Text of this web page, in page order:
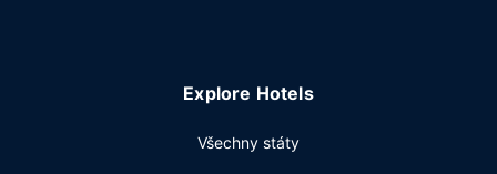
odhlášení při odjezdu a recepce s nepřetržitým provozem.
Explore Hotels
Všechny státy